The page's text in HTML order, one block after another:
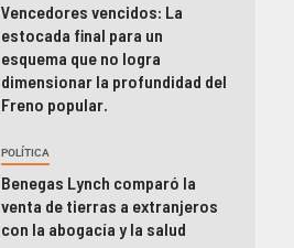
Vencedores vencidos: La
estocada final para un
esquema que no logra
dimensionar la profundidad del
Freno popular.
POLÍTICA
Benegas Lynch comparó la
venta de tierras a extranjeros
con la abogacía y la salud